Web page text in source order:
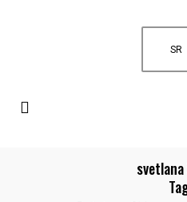
SR